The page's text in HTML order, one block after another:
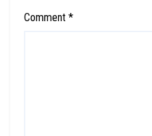
Comment *